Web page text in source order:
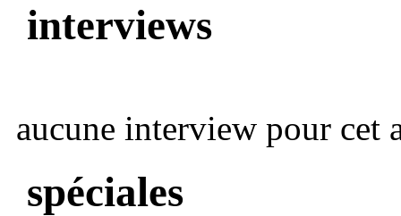
interviews
aucune interview pour cet
spéciales